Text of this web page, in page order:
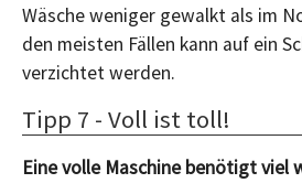
Wäsche weniger gewalkt als im
den meisten Fällen kann auf ein
verzichtet werden.
Tipp 7 - Voll ist toll!
Eine volle Maschine benötigt viel